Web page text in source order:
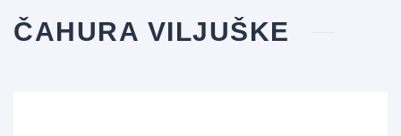
ČAHURA VILJUŠKE